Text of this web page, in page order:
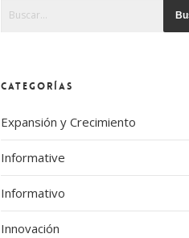
Esto es un campo de búsqueda
CATEGORÍAS
Expansión y Crecimiento
Informative
Informativo
Innovación